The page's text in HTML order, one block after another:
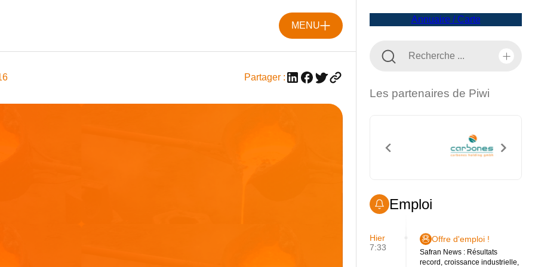
MENU
Partager :
Annuaire / Carte
Les partenaires de Piwi
Emploi
Hier
7:33
Offre d'emploi !
Safran News : Résultats
record, croissance industrielle,